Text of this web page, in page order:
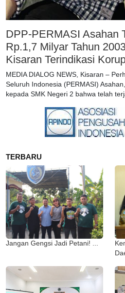
DPP-PERMASI Asahan
Rp.1,7 Milyar Tahun
Kisaran Terindikasi
MEDIA DIALOG NEWS, Kisaran –
Seluruh Indonesia (PERMASI)
kepada SMK Negeri 2 bahwa telah
TERBARU
Jangan Gengsi Jadi Petani! ...